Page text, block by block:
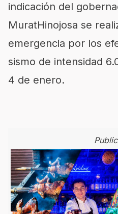
indicación del
MuratHinojosa se
emergencia por los
sismo de intensidad
4 de enero.